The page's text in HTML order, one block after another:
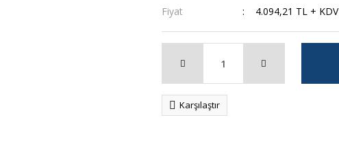
Fiyat
4.094,21 TL + KDV
Karşılaştır